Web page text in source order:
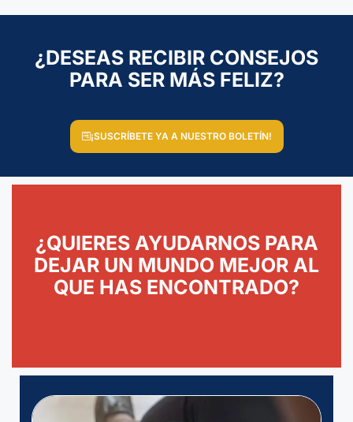
¿DESEAS RECIBIR CONSEJOS
PARA SER MÁS FELIZ?
¡SUSCRÍBETE YA A NUESTRO BOLETÍN!
¿QUIERES AYUDARNOS PARA
DEJAR UN MUNDO MEJOR AL
QUE HAS ENCONTRADO?